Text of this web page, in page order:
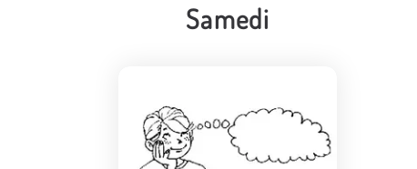
Samedi